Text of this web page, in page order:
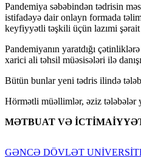
Pandemiya səbəbindən tədrisin
istifadəyə dair onlayn formada
keyfiyyətli təşkili üçün lazımi şərait
Pandemiyanın yaratdığı
xarici ali təhsil müəsisələri ilə
Bütün bunlar yeni tədris ilində
Hörmətli müəllimlər, əziz tələbələr
MƏTBUAT VƏ
GƏNCƏ DÖVLƏT